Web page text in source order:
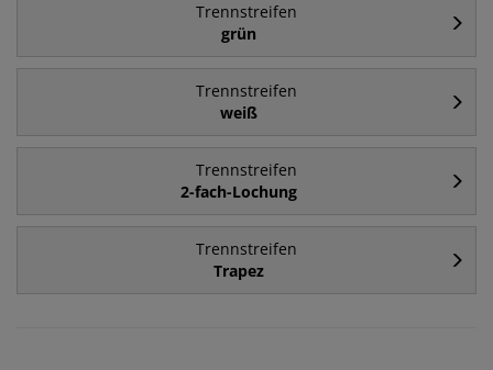
Trennstreifen
grün
Trennstreifen
weiß
Trennstreifen
2-fach-Lochung
Trennstreifen
Trapez